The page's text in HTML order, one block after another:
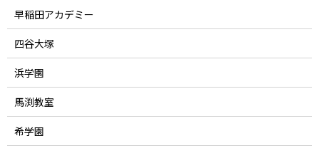
早稲田アカデミー
四谷大塚
浜学園
馬渕教室
希学園